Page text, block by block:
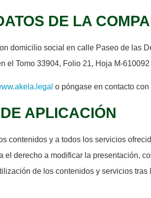
DE LA
domicilio social en calle Paseo de las
el Tomo 33904, Folio 21, Hoja M-610092
o póngase en contacto
APLICACIÓN
contenidos y a todos los servicios
el derecho a modificar la presentación,
de los contenidos y servicios